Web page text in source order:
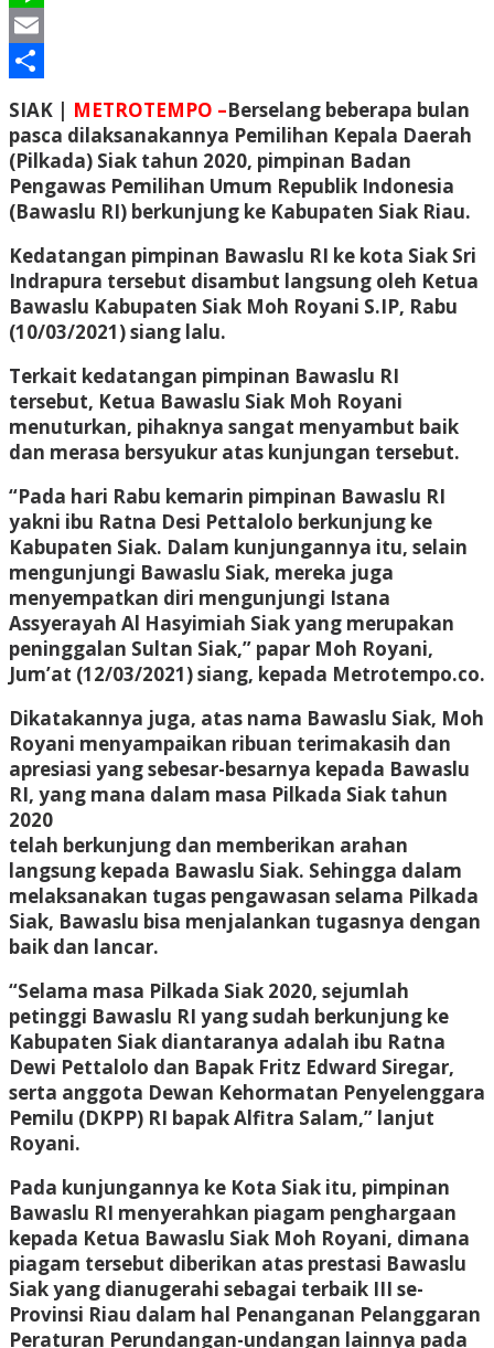
Line
Email
Share
SIAK | METROTEMPO –Berselang beberapa bulan
pasca dilaksanakannya Pemilihan Kepala Daerah
(Pilkada) Siak tahun 2020, pimpinan Badan
Pengawas Pemilihan Umum Republik Indonesia
(Bawaslu RI) berkunjung ke Kabupaten Siak Riau.
Kedatangan pimpinan Bawaslu RI ke kota Siak Sri
Indrapura tersebut disambut langsung oleh Ketua
Bawaslu Kabupaten Siak Moh Royani S.IP, Rabu
(10/03/2021) siang lalu.
Terkait kedatangan pimpinan Bawaslu RI
tersebut, Ketua Bawaslu Siak Moh Royani
menuturkan, pihaknya sangat menyambut baik
dan merasa bersyukur atas kunjungan tersebut.
“Pada hari Rabu kemarin pimpinan Bawaslu RI
yakni ibu Ratna Desi Pettalolo berkunjung ke
Kabupaten Siak. Dalam kunjungannya itu, selain
mengunjungi Bawaslu Siak, mereka juga
menyempatkan diri mengunjungi Istana
Assyerayah Al Hasyimiah Siak yang merupakan
peninggalan Sultan Siak,” papar Moh Royani,
Jum’at (12/03/2021) siang, kepada Metrotempo.co.
Dikatakannya juga, atas nama Bawaslu Siak, Moh
Royani menyampaikan ribuan terimakasih dan
apresiasi yang sebesar-besarnya kepada Bawaslu
RI, yang mana dalam masa Pilkada Siak tahun
2020
telah berkunjung dan memberikan arahan
langsung kepada Bawaslu Siak. Sehingga dalam
melaksanakan tugas pengawasan selama Pilkada
Siak, Bawaslu bisa menjalankan tugasnya dengan
baik dan lancar.
“Selama masa Pilkada Siak 2020, sejumlah
petinggi Bawaslu RI yang sudah berkunjung ke
Kabupaten Siak diantaranya adalah ibu Ratna
Dewi Pettalolo dan Bapak Fritz Edward Siregar,
serta anggota Dewan Kehormatan Penyelenggara
Pemilu (DKPP) RI bapak Alfitra Salam,” lanjut
Royani.
Pada kunjungannya ke Kota Siak itu, pimpinan
Bawaslu RI menyerahkan piagam penghargaan
kepada Ketua Bawaslu Siak Moh Royani, dimana
piagam tersebut diberikan atas prestasi Bawaslu
Siak yang dianugerahi sebagai terbaik III se-
Provinsi Riau dalam hal Penanganan Pelanggaran
Peraturan Perundangan-undangan lainnya pada